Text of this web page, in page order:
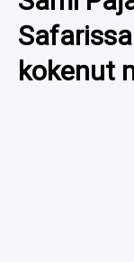
YLEISURHEILU
WILMA
TALVILAJIT
kokenut